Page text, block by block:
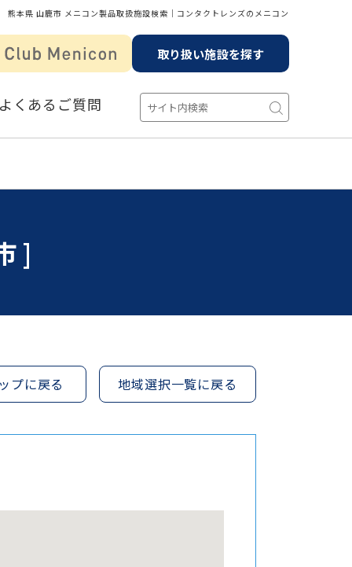
熊本県 山鹿市 メニコン製品取扱施設検索│コンタクトレンズのメニコン
取り扱い施設を探す
くあるご質問
]
プに戻る 地域選択一覧に戻る